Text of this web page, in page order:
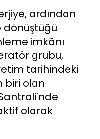
ardından
dönüştüğü
imkânı
grubu,
tarihindeki
biri olan
olarak